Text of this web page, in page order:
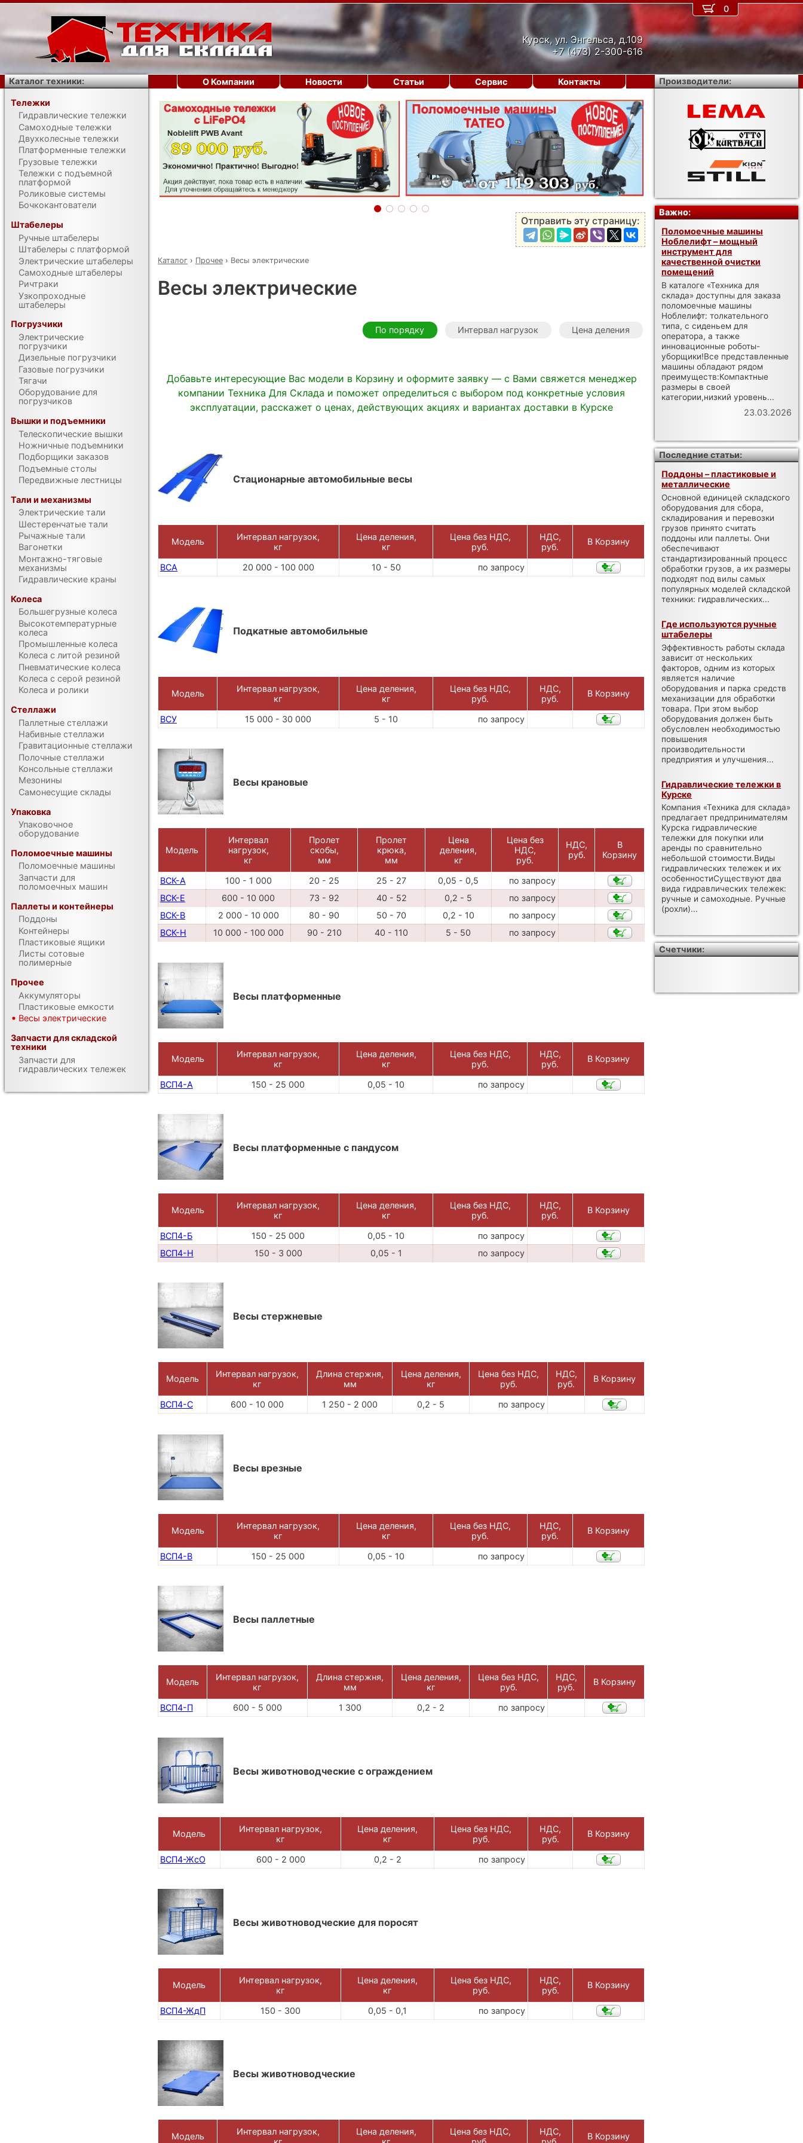
Курск, ул. Энгельса, д.109
+7 (473) 2-300-616
‹ ›
Отправить эту страницу:
Каталог › Прочее › Весы электрические
Весы электрические
По порядку Интервал нагрузок Цена деления
Добавьте интересующие Вас модели в Корзину и оформите заявку — с Вами свяжется менеджер
компании Техника Для Склада и поможет определиться с выбором под конкретные условия
эксплуатации, расскажет о ценах, действующих акциях и вариантах доставки в Курске
Стационарные автомобильные весы
Модель
Интервал нагрузок,
кг
Цена деления,
кг
Цена без НДС,
руб.
НДС,
руб.
В Корзину
ВСА 20 000 - 100 000 10 - 50 по запросу
Подкатные автомобильные
Модель
Интервал нагрузок,
кг
Цена деления,
кг
Цена без НДС,
руб.
НДС,
руб.
В Корзину
ВСУ 15 000 - 30 000 5 - 10 по запросу
Весы крановые
Модель
Интервал
нагрузок,
кг
Пролет
скобы,
мм
Пролет
крюка,
мм
Цена
деления,
кг
Цена без
НДС,
руб.
НДС,
руб.
В
Корзину
ВСК-А 100 - 1 000 20 - 25 25 - 27 0,05 - 0,5
по запросу
ВСК-Е
600 - 10 000 73 - 92 40 - 52 0,2 - 5
по запросу
ВСК-В
2 000 - 10 000 80 - 90 50 - 70 0,2 - 10
по запросу
ВСК-Н
10 000 - 100 000 90 - 210 40 - 110 5 - 50 по запросу
Весы платформенные
Модель
Интервал нагрузок,
кг
Цена деления,
кг
Цена без НДС,
руб.
НДС,
руб.
В Корзину
ВСП4-А 150 - 25 000 0,05 - 10 по запросу
Весы платформенные с пандусом
Модель
Интервал нагрузок,
кг
Цена деления,
кг
Цена без НДС,
руб.
НДС,
руб.
В Корзину
ВСП4-Б 150 - 25 000 0,05 - 10
по запросу
ВСП4-Н
150 - 3 000 0,05 - 1 по запросу
Весы стержневые
Модель
Интервал нагрузок,
кг
Длина стержня,
мм
Цена деления,
кг
Цена без НДС,
руб.
НДС,
руб.
В Корзину
ВСП4-С 600 - 10 000 1 250 - 2 000 0,2 - 5 по запросу
Весы врезные
Модель
Интервал нагрузок,
кг
Цена деления,
кг
Цена без НДС,
руб.
НДС,
руб.
В Корзину
ВСП4-В 150 - 25 000 0,05 - 10 по запросу
Весы паллетные
Модель
Интервал нагрузок,
кг
Длина стержня,
мм
Цена деления,
кг
Цена без НДС,
руб.
НДС,
руб.
В Корзину
ВСП4-П 600 - 5 000 1 300 0,2 - 2 по запросу
Весы животноводческие с ограждением
Модель
Интервал нагрузок,
кг
Цена деления,
кг
Цена без НДС,
руб.
НДС,
руб.
В Корзину
ВСП4-ЖсО 600 - 2 000 0,2 - 2 по запросу
Весы животноводческие для поросят
Модель
Интервал нагрузок,
кг
Цена деления,
кг
Цена без НДС,
руб.
НДС,
руб.
В Корзину
ВСП4-ЖдП 150 - 300 0,05 - 0,1 по запросу
Весы животноводческие
Модель
Интервал нагрузок,
Цена деления,
Цена без НДС,
НДС,
В Корзину
0
О Компании Новости Статьи Сервис Контакты
Каталог техники:
Тележки
Гидравлические тележки
Самоходные тележки
Двухколесные тележки
Платформенные тележки
Грузовые тележки
Тележки с подъемной
платформой
Роликовые системы
Бочкокантователи
Штабелеры
Ручные штабелеры
Штабелеры с платформой
Электрические штабелеры
Самоходные штабелеры
Ричтраки
Узкопроходные
штабелеры
Погрузчики
Электрические
погрузчики
Дизельные погрузчики
Газовые погрузчики
Тягачи
Оборудование для
погрузчиков
Вышки и подъемники
Телескопические вышки
Ножничные подъемники
Подборщики заказов
Подъемные столы
Передвижные лестницы
Тали и механизмы
Электрические тали
Шестеренчатые тали
Рычажные тали
Вагонетки
Монтажно-тяговые
механизмы
Гидравлические краны
Колеса
Большегрузные колеса
Высокотемпературные
колеса
Промышленные колеса
Колеса с литой резиной
Пневматические колеса
Колеса с серой резиной
Колеса и ролики
Стеллажи
Паллетные стеллажи
Набивные стеллажи
Гравитационные стеллажи
Полочные стеллажи
Консольные стеллажи
Мезонины
Самонесущие склады
Упаковка
Упаковочное
оборудование
Поломоечные машины
Поломоечные машины
Запчасти для
поломоечных машин
Паллеты и контейнеры
Поддоны
Контейнеры
Пластиковые ящики
Листы сотовые
полимерные
Прочее
Аккумуляторы
Пластиковые емкости
Весы электрические
Запчасти для складской
техники
Запчасти для
гидравлических тележек
Производители:
Важно:
Поломоечные машины
Ноблелифт – мощный
инструмент для
качественной очистки
помещений
В каталоге «Техника для
склада» доступны для заказа
поломоечные машины
Ноблелифт: толкательного
типа, с сиденьем для
оператора, а также
инновационные роботы-
уборщики!Все представленные
машины обладают рядом
преимуществ:Компактные
размеры в своей
категории,низкий уровень...
23.03.2026
Последние статьи:
Поддоны – пластиковые и
металлические
Основной единицей складского
оборудования для сбора,
складирования и перевозки
грузов принято считать
поддоны или паллеты. Они
обеспечивают
стандартизированный процесс
обработки грузов, а их размеры
подходят под вилы самых
популярных моделей складской
техники: гидравлических...
Где используются ручные
штабелеры
Эффективность работы склада
зависит от нескольких
факторов, одним из которых
является наличие
оборудования и парка средств
механизации для обработки
товара. При этом выбор
оборудования должен быть
обусловлен необходимостью
повышения
производительности
предприятия и улучшения...
Гидравлические тележки в
Курске
Компания «Техника для склада»
предлагает предпринимателям
Курска гидравлические
тележки для покупки или
аренды по сравнительно
небольшой стоимости.Виды
гидравлических тележек и их
особенностиСуществуют два
вида гидравлических тележек:
ручные и самоходные. Ручные
(рохли)...
Счетчики: